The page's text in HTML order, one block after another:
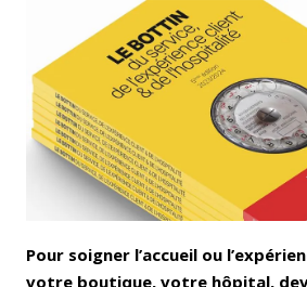
Email Facebook
Bluesky Whatsapp
Pour soigner l’accueil ou
votre boutique, votre hôpital,